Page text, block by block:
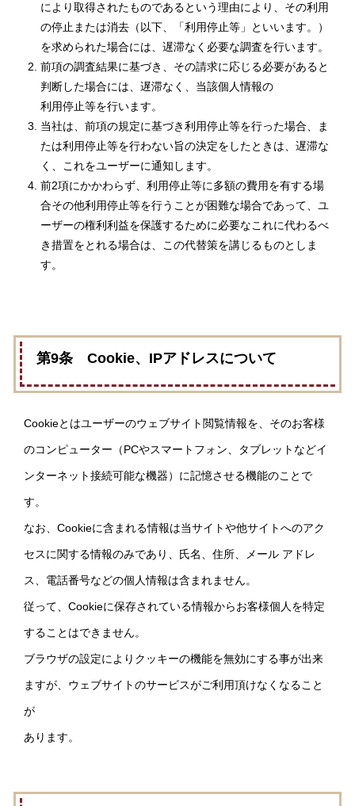
により取得されたものであるという理由により、その利用
の停止または消去（以下、「利用停止等」といいます。）
を求められた場合には、遅滞なく必要な調査を行います。
前項の調査結果に基づき、その請求に応じる必要があると
判断した場合には、遅滞なく、当該個人情報の
利用停止等を行います。
当社は、前項の規定に基づき利用停止等を行った場合、ま
たは利用停止等を行わない旨の決定をしたときは、遅滞な
く、これをユーザーに通知します。
前2項にかかわらず、利用停止等に多額の費用を有する場
合その他利用停止等を行うことが困難な場合であって、ユ
ーザーの権利利益を保護するために必要なこれに代わるべ
き措置をとれる場合は、この代替策を講じるものとしま
す。
第9条 Cookie、IPアドレスについて
Cookieとはユーザーのウェブサイト閲覧情報を、そのお客様
のコンピューター（PCやスマートフォン、タブレットなどイ
ンターネット接続可能な機器）に記憶させる機能のことで
す。
なお、Cookieに含まれる情報は当サイトや他サイトへのアク
セスに関する情報のみであり、氏名、住所、メール アドレ
ス、電話番号などの個人情報は含まれません。
従って、Cookieに保存されている情報からお客様個人を特定
することはできません。
ブラウザの設定によりクッキーの機能を無効にする事が出来
ますが、ウェブサイトのサービスがご利用頂けなくなること
が
あります。